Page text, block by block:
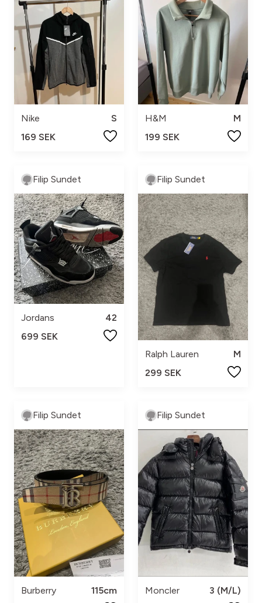
Nike
S
169 SEK
H&M
M
199 SEK
Filip Sundet
Jordans
42
699 SEK
Filip Sundet
Ralph Lauren
M
299 SEK
Filip Sundet
Burberry
115cm
Filip Sundet
Moncler
3 (M/L)